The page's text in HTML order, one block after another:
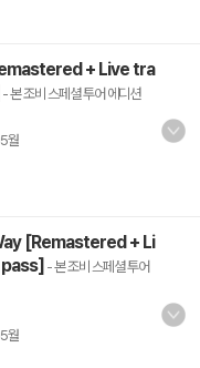
+ Live tra
- 본 조비 스페셜 투어 에디션
월
[Remastered + Li
- 본 조비 스페셜 투어
월